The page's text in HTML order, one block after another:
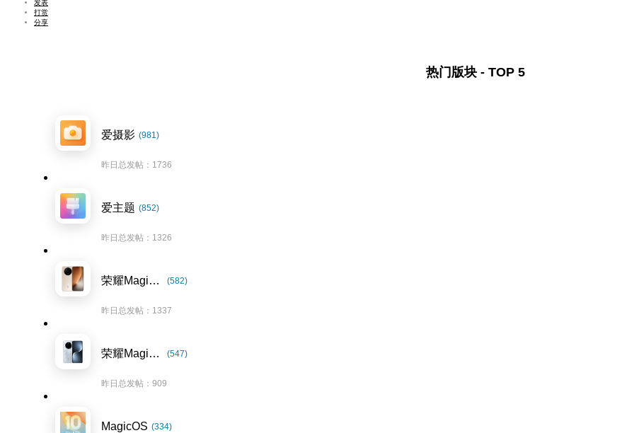
发表
打赏
分享
热门版块 - TOP 5
爱摄影 (981)
昨日总发帖：1736
爱主题 (852)
昨日总发帖：1326
荣耀Magic8系列 (582)
昨日总发帖：1337
荣耀Magic7系列 (547)
昨日总发帖：909
MagicOS (334)